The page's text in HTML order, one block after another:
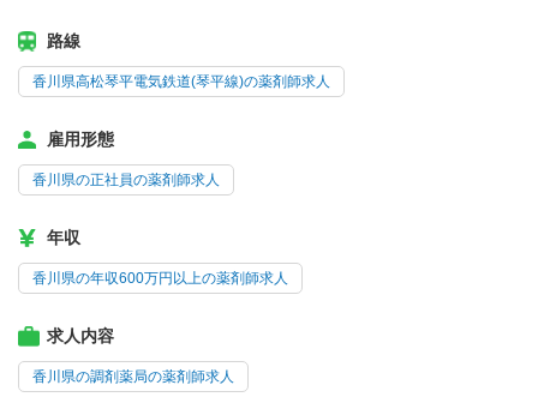
路線
香川県高松琴平電気鉄道(琴平線)の薬剤師求人
雇用形態
香川県の正社員の薬剤師求人
年収
香川県の年収600万円以上の薬剤師求人
求人内容
香川県の調剤薬局の薬剤師求人